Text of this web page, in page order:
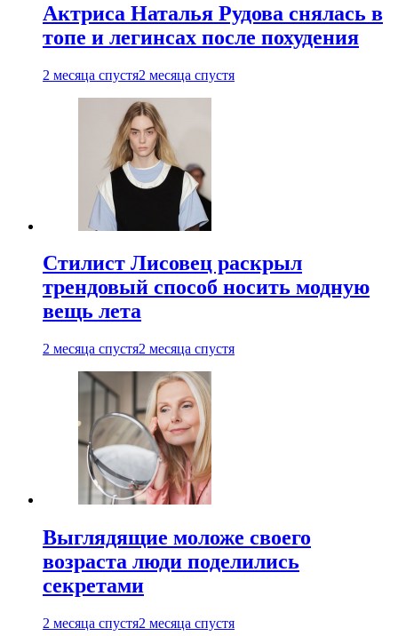
Актриса Наталья Рудова снялась в
топе и легинсах после похудения
2 месяца спустя2 месяца спустя
Стилист Лисовец раскрыл
трендовый способ носить модную
вещь лета
2 месяца спустя2 месяца спустя
Выглядящие моложе своего
возраста люди поделились
секретами
2 месяца спустя2 месяца спустя